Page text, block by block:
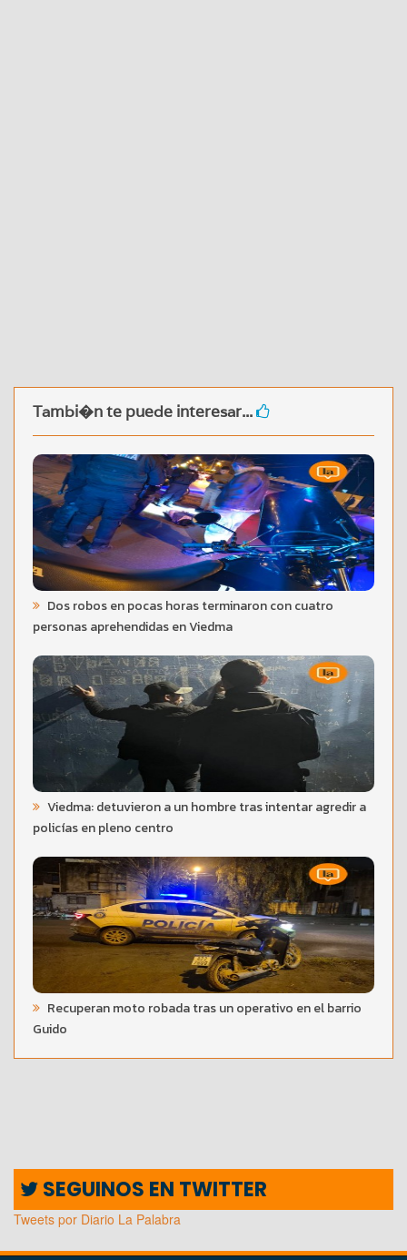
Tambi�n te puede interesar...
Dos robos en pocas horas terminaron con cuatro
personas aprehendidas en Viedma
Viedma: detuvieron a un hombre tras intentar agredir a
policías en pleno centro
Recuperan moto robada tras un operativo en el barrio
Guido
SEGUINOS EN TWITTER
Tweets por Diario La Palabra